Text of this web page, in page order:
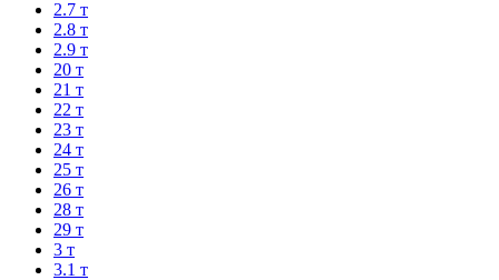
2.7 т
2.8 т
2.9 т
20 т
21 т
22 т
23 т
24 т
25 т
26 т
28 т
29 т
3 т
3.1 т